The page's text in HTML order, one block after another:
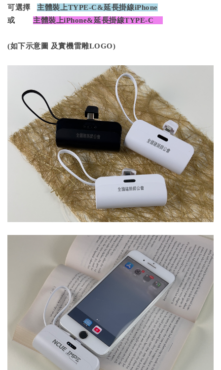
可選擇
主體裝上TYPE-C&延長掛線iPhone
或
主體裝上iPhone&延長掛線TYPE-C
(如下示意圖 及實機雷雕LOGO)